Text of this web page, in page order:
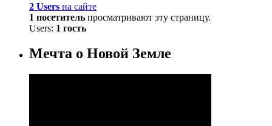
2 Users на сайте
1 посетитель просматривают эту страницу.
Users: 1 гость
Мечта о Новой Земле